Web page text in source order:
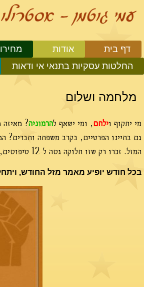
דף בית אודות
החלטות עסקיות בתנאי אי ודאות
מלחמה ושלום
מי יתקוף וילחם, ומי ישאף להרמוניה? מאיזה
גם בחיינו הפרטיים, בקרב משפחה וחברים?
המזל. זכרו רק שזו חלוקה גסה ל-12 טיפוסים, שלרוב תתאים לבני המזל במידה כזו או אחרת, אך יתכנו גם השפעות מנוגדות בהורוסקופ.
בכל חודש יופיע מאמר מזל החודש,